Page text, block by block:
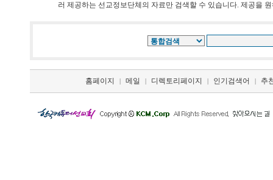
러 제공하는 선교정보단체의 자료만 검색할 수 있습니다. 제공을
홈페이지 | 메일 | 디렉토리페이지 | 인기검색어 | 추